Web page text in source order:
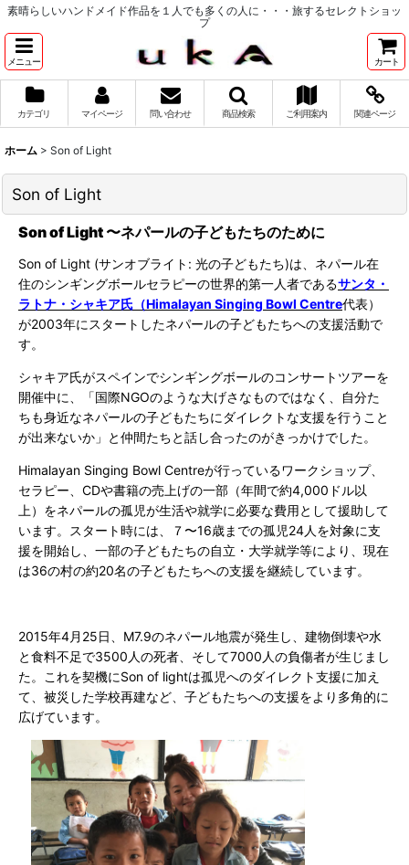
素晴らしいハンドメイド作品を１人でも多くの人に・・・旅するセレクトショッ
プ
メニュー カート
カテゴリ マイページ 問い合わせ 商品検索 ご利用案内 関連ページ
ホーム > Son of Light
Son of Light
Son of Light 〜ネパールの子どもたちのために
Son of Light (サンオブライト : 光の子どもたち)は、ネパール在
住のシンギングボールセラピーの世界的第一人者であるサンタ・
ラトナ・シャキア氏 （Himalayan Singing Bowl Centre代表）
が2003年にスタートしたネパールの子どもたちへの支援活動で
す。
シャキア氏がスペインでシンギングボールのコンサートツアーを
開催中に、「国際NGOのような大げさなものではなく、自分た
ちも身近なネパールの子どもたちにダイレクトな支援を行うこと
が出来ないか」と仲間たちと話し合ったのがきっかけでした。
Himalayan Singing Bowl Centreが行っているワークショップ、
セラピー、 CDや書籍の売上げの一部（年間で約4,000 ドル以
上）をネパールの孤児が生活や就学に必要な費用として援助して
います。スタート時には、７〜16歳までの孤児24人を対象に支
援を開始し、一部の子どもたちの自立・大学就学等により、現在
は36の村の約20名の子どもたちへの支援を継続しています。
2015年4月 25日、 M7.9のネパール地震が発生し、建物倒壊や水
と食料不足で3500人の死者、そして7000人の負傷者が生じまし
た。これを契機にSon of lightは孤児へのダイレクト支援に加え
て、被災した学校再建など、子どもたちへの支援をより多角的に
広げています。